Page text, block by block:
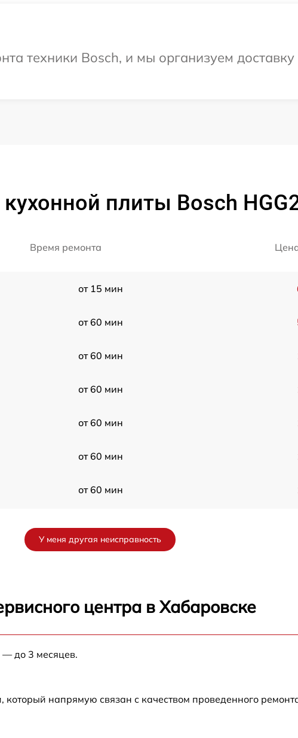
техники Bosch, и мы организуем
плиты Bosch
Время ремонта
от 15 мин
от 60 мин
от 60 мин
от 60 мин
от 60 мин
от 60 мин
от 60 мин
У меня другая неисправность
центра в Хабаровске
— до 3 месяцев.
который напрямую связан с качеством проведенного